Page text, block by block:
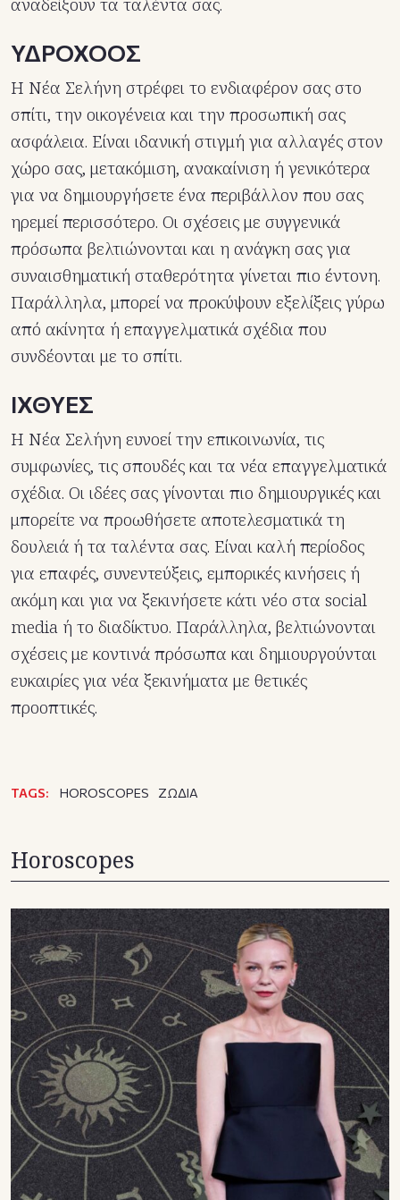
αναδείξουν τα ταλέντα σας.
ΥΔΡΟΧΟΟΣ
Η Νέα Σελήνη στρέφει το ενδιαφέρον σας στο
σπίτι, την οικογένεια και την προσωπική σας
ασφάλεια. Είναι ιδανική στιγμή για αλλαγές στον
χώρο σας, μετακόμιση, ανακαίνιση ή γενικότερα
για να δημιουργήσετε ένα περιβάλλον που σας
ηρεμεί περισσότερο. Οι σχέσεις με συγγενικά
πρόσωπα βελτιώνονται και η ανάγκη σας για
συναισθηματική σταθερότητα γίνεται πιο έντονη.
Παράλληλα, μπορεί να προκύψουν εξελίξεις γύρω
από ακίνητα ή επαγγελματικά σχέδια που
συνδέονται με το σπίτι.
ΙΧΘΥΕΣ
Η Νέα Σελήνη ευνοεί την επικοινωνία, τις
συμφωνίες, τις σπουδές και τα νέα επαγγελματικά
σχέδια. Οι ιδέες σας γίνονται πιο δημιουργικές και
μπορείτε να προωθήσετε αποτελεσματικά τη
δουλειά ή τα ταλέντα σας. Είναι καλή περίοδος
για επαφές, συνεντεύξεις, εμπορικές κινήσεις ή
ακόμη και για να ξεκινήσετε κάτι νέο στα social
media ή το διαδίκτυο. Παράλληλα, βελτιώνονται
σχέσεις με κοντινά πρόσωπα και δημιουργούνται
ευκαιρίες για νέα ξεκινήματα με θετικές
προοπτικές.
TAGS: HOROSCOPES ΖΩΔΙΑ
Horoscopes